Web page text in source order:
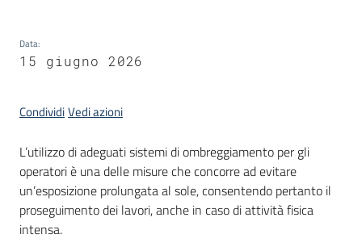
Data:
15 giugno 2026
CondividiVedi azioni
L’utilizzo di adeguati sistemi di ombreggiamento per gli
operatori è una delle misure che concorre ad evitare
un’esposizione prolungata al sole, consentendo pertanto il
proseguimento dei lavori, anche in caso di attività fisica
intensa.